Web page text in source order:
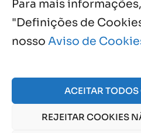
Para mais
"Definições de
nosso Aviso de
ACEITAR
REJEITAR COOKIES
Agosto, 2026